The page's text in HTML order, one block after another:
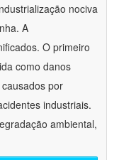
nociva
A
O primeiro
como danos
por
industriais.
ambiental,